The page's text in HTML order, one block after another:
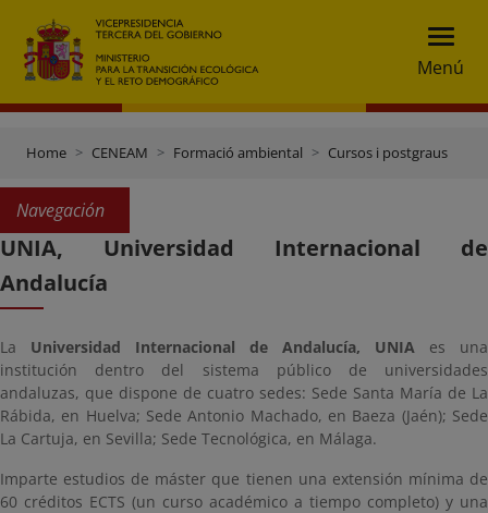
Menú
Home CENEAM Formació ambiental Cursos i postgraus
Navegación
UNIA, Universidad Internacional de
Andalucía
La Universidad Internacional de Andalucía, UNIA es una
institución dentro del sistema público de universidades
andaluzas, que dispone de cuatro sedes: Sede Santa María de La
Rábida, en Huelva; Sede Antonio Machado, en Baeza (Jaén); Sede
La Cartuja, en Sevilla; Sede Tecnológica, en Málaga.
Imparte estudios de máster que tienen una extensión mínima de
60 créditos ECTS (un curso académico a tiempo completo) y una